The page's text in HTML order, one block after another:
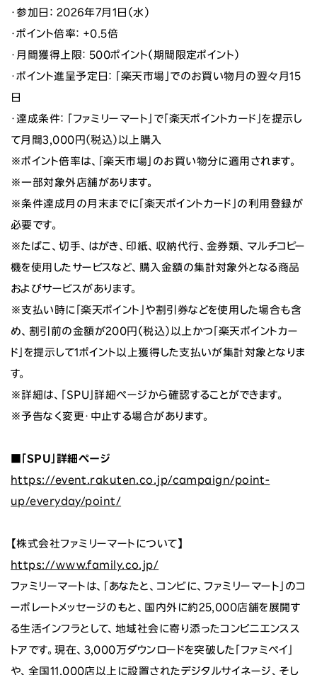
・参加日： 2026年7月1日（水）
・ポイント倍率： +0.5倍
・月間獲得上限： 500ポイント（期間限定ポイント）
・ポイント進呈予定日： 「楽天市場」でのお買い物月の翌々月15
日
・達成条件： 「ファミリーマート」で「楽天ポイントカード」を提示し
て月間3,000円（税込）以上購入
※ポイント倍率は、「楽天市場」のお買い物分に適用されます。
※一部対象外店舗があります。
※条件達成月の月末までに「楽天ポイントカード」の利用登録が
必要です。
※たばこ、切手、はがき、印紙、収納代行、金券類、マルチコピー
機を使用したサービスなど、購入金額の集計対象外となる商品
およびサービスがあります。
※支払い時に「楽天ポイント」や割引券などを使用した場合も含
め、割引前の金額が200円（税込）以上かつ「楽天ポイントカー
ド」を提示して1ポイント以上獲得した支払いが集計対象となりま
す。
※詳細は、「SPU」詳細ページから確認することができます。
※予告なく変更・中止する場合があります。
SPU 」詳細ページ
https://event.rakuten.co.jp/campaign/point-
up/everyday/point/
【株式会社ファミリーマートについて】
https://www.family.co.jp/
ファミリーマートは、「あなたと、コンビに、ファミリーマート」のコ
ーポレートメッセージのもと、国内外に約25,000店舗を展開す
る生活インフラとして、地域社会に寄り添ったコンビニエンスス
トアです。現在、3,000万ダウンロードを突破した「ファミペイ」
や、全国11,000店以上に設置されたデジタルサイネージ、そし